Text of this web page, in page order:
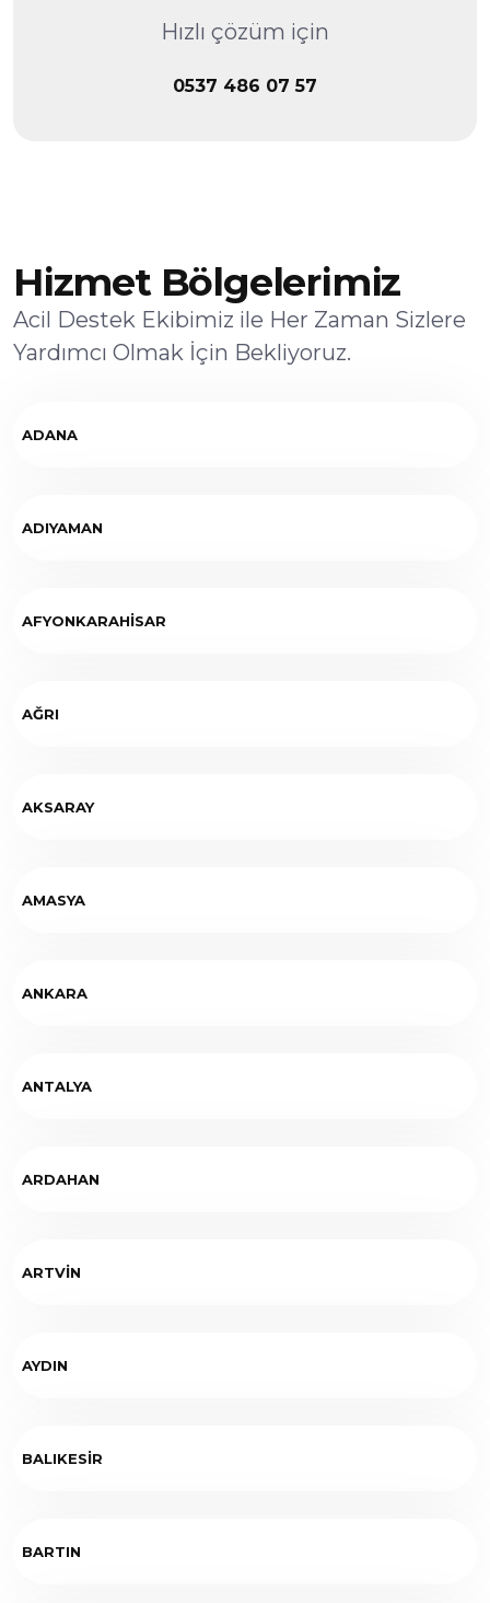
Hızlı çözüm için
0537 486 07 57
Hizmet Bölgelerimiz
Acil Destek Ekibimiz ile Her Zaman Sizlere
Yardımcı Olmak İçin Bekliyoruz.
ADANA
ADIYAMAN
AFYONKARAHİSAR
AĞRI
AKSARAY
AMASYA
ANKARA
ANTALYA
ARDAHAN
ARTVİN
AYDIN
BALIKESİR
BARTIN